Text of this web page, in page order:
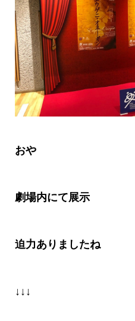
おや
劇場内にて展示
迫力ありましたね
↓↓↓